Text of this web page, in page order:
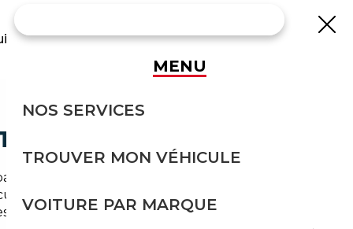
SÉCURITÉ
dans une ville dense et bien connectée —
fiable sans exploser leur budget. Et
quasi inexistantes, trouver la bonne
MENU
NOS SERVICES
TROUVER MON VÉHICULE
VOITURE PAR MARQUE